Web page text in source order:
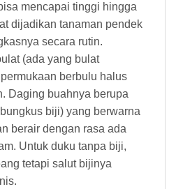
mencapai tinggi hingga
dijadikan tanaman pendek
secara rutin.
(ada yang bulat
berbulu halus
Daging buahnya berupa
biji) yang berwarna
berair dengan rasa ada
Untuk duku tanpa biji,
tetapi salut bijinya